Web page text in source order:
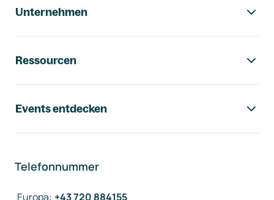
Unternehmen
Ressourcen
Events entdecken
Telefonnummer
Europa: +43 720 884155